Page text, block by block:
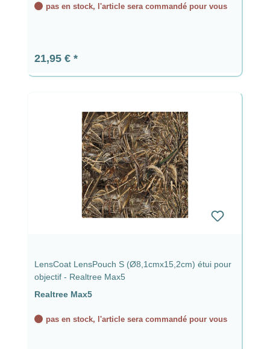
pas en stock, l'article sera commandé pour vous
Prix régulier :
21,95 €
LensCoat LensPouch S (Ø8,1cmx15,2cm) étui pour
objectif - Realtree Max5
Realtree Max5
pas en stock, l'article sera commandé pour vous